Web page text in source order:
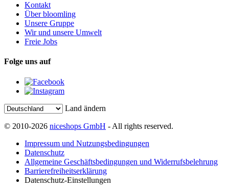
Kontakt
Über bloomling
Unsere Gruppe
Wir und unsere Umwelt
Freie Jobs
Folge uns auf
Land ändern
© 2010-2026 niceshops GmbH - All rights reserved.
Impressum und Nutzungsbedingungen
Datenschutz
Allgemeine Geschäftsbedingungen und Widerrufsbelehrung
Barrierefreiheitserklärung
Datenschutz-Einstellungen